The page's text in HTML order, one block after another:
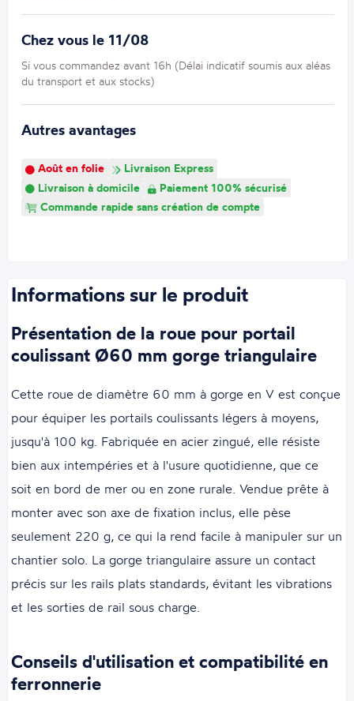
Chez vous le 11/08
Si vous commandez avant 16h (Délai indicatif soumis aux aléas
du transport et aux stocks)
Autres avantages
Août en folie
Livraison Express
Livraison à domicile
Paiement 100% sécurisé
Commande rapide sans création de compte
Informations sur le produit
Présentation de la roue pour portail
coulissant Ø60 mm gorge triangulaire
Cette roue de diamètre 60 mm à gorge en V est conçue
pour équiper les portails coulissants légers à moyens,
jusqu'à 100 kg. Fabriquée en acier zingué, elle résiste
bien aux intempéries et à l'usure quotidienne, que ce
soit en bord de mer ou en zone rurale. Vendue prête à
monter avec son axe de fixation inclus, elle pèse
seulement 220 g, ce qui la rend facile à manipuler sur un
chantier solo. La gorge triangulaire assure un contact
précis sur les rails plats standards, évitant les vibrations
et les sorties de rail sous charge.
Conseils d'utilisation et compatibilité en
ferronnerie